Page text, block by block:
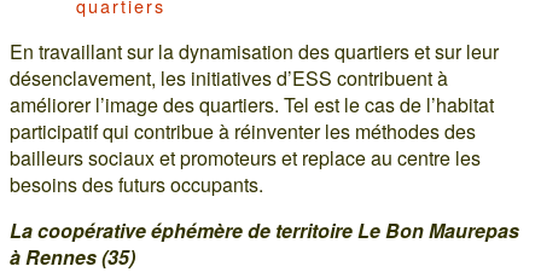
quartiers
En travaillant sur la dynamisation des quartiers et sur leur
désenclavement, les initiatives d’ESS contribuent à
améliorer l’image des quartiers. Tel est le cas de l’habitat
participatif qui contribue à réinventer les méthodes des
bailleurs sociaux et promoteurs et replace au centre les
besoins des futurs occupants.
La coopérative éphémère de territoire Le Bon Maurepas
à Rennes (35)